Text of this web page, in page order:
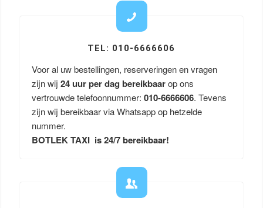
TEL: 010-6666606
Voor al uw bestellingen, reserveringen en vragen
zijn wij 24 uur per dag bereikbaarop ons
vertrouwde telefoonnummer: 010-6666606. Tevens
zijn wij bereikbaar via Whatsapp op hetzelde
nummer.
BOTLEK TAXI is 24/7 bereikbaar!